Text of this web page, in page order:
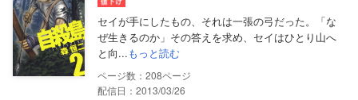
セイが手にしたもの、それは一張の弓だった。「な
ぜ生きるのか」その答えを求め、セイはひとり山へ
と向...もっと読む
208
配信日：2013/03/26